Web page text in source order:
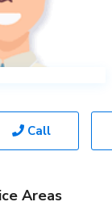
Call
Areas